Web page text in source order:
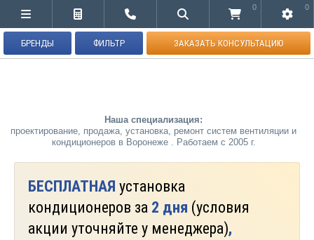
0 0
Наша специализация:
проектирование, продажа, установка, ремонт систем вентиляции и
кондиционеров в Воронеже . Работаем с 2005 г.
БРЕНДЫ ФИЛЬТР ЗАКАЗАТЬ КОНСУЛЬТАЦИЮ
БЕСПЛАТНАЯ установка
кондиционеров за 2 дня (условия
акции уточняйте у менеджера),